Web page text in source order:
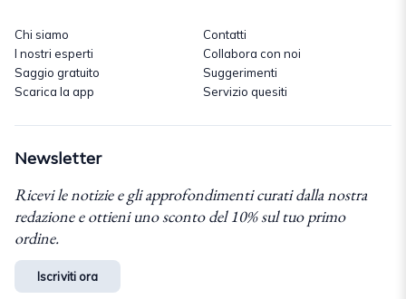
Chi siamo
I nostri esperti
Saggio gratuito
Scarica la app
Contatti
Collabora con noi
Suggerimenti
Servizio quesiti
Newsletter
Ricevi le notizie e gli approfondimenti curati dalla nostra
redazione e ottieni uno sconto del 10% sul tuo primo
ordine.
Iscriviti ora